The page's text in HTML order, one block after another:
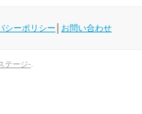
シーポリシー お問い合わせ
テージ-